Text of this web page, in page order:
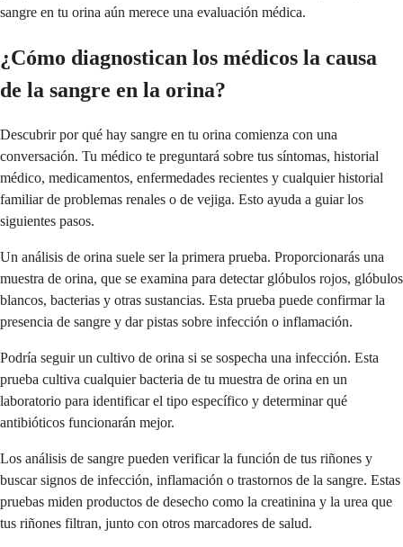
sangre en tu orina aún merece una evaluación médica.
¿Cómo diagnostican los médicos la causa
de la sangre en la orina?
Descubrir por qué hay sangre en tu orina comienza con una
conversación. Tu médico te preguntará sobre tus síntomas, historial
médico, medicamentos, enfermedades recientes y cualquier historial
familiar de problemas renales o de vejiga. Esto ayuda a guiar los
siguientes pasos.
Un análisis de orina suele ser la primera prueba. Proporcionarás una
muestra de orina, que se examina para detectar glóbulos rojos, glóbulos
blancos, bacterias y otras sustancias. Esta prueba puede confirmar la
presencia de sangre y dar pistas sobre infección o inflamación.
Podría seguir un cultivo de orina si se sospecha una infección. Esta
prueba cultiva cualquier bacteria de tu muestra de orina en un
laboratorio para identificar el tipo específico y determinar qué
antibióticos funcionarán mejor.
Los análisis de sangre pueden verificar la función de tus riñones y
buscar signos de infección, inflamación o trastornos de la sangre. Estas
pruebas miden productos de desecho como la creatinina y la urea que
tus riñones filtran, junto con otros marcadores de salud.